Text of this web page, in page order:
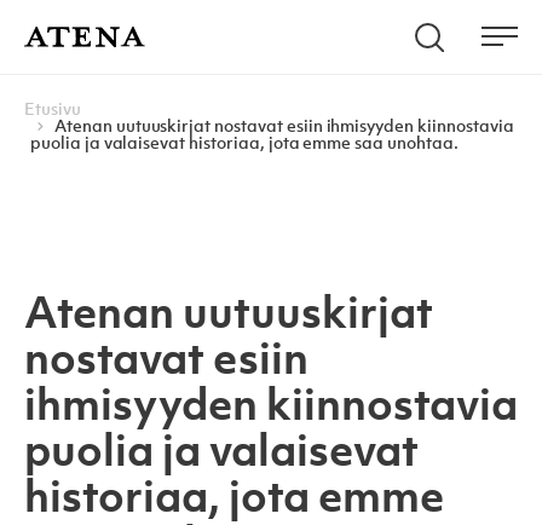
Atena Kustannus Hae
Navigoi
Etusivu
Atenan uutuuskirjat nostavat esiin ihmisyyden kiinnostavia
puolia ja valaisevat historiaa, jota emme saa unohtaa.
Atenan uutuuskirjat
nostavat esiin
ihmisyyden kiinnostavia
puolia ja valaisevat
historiaa, jota emme